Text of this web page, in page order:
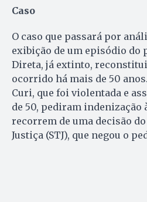
Caso
O caso que passará por
exibição de um episódio do
Direta, já extinto,
ocorrido há mais de 50
Curi, que foi violentada e
de 50, pediram indenização
recorrem de uma decisão
Justiça (STJ), que negou o